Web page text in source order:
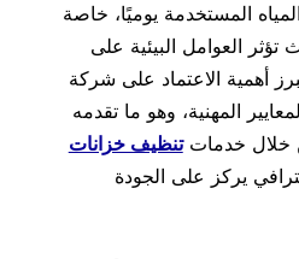
المستخدمة يوميًا، خاصة
العوامل البيئية على
الاعتماد على شركة
المهنية، وهو ما تقدمه
خدماتتنظيف خزانات
يركز على الجودة